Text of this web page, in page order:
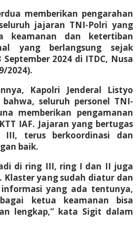
memberikan pengarahan
jajaran TNI-Polri yang
keamanan dan ketertiban
yang berlangsung sejak
2024 di ITDC, Nusa
2024).
Kapolri Jenderal Listyo
seluruh personel TNI-
memberikan pengamanan
IAF. Jajaran yang bertugas
terus berkoordinasi dan
baik.
di ring III, ring I dan II juga
yang sudah diatur dan
yang ada tentunya,
ketua keamanan bisa
lengkap,” kata Sigit dalam